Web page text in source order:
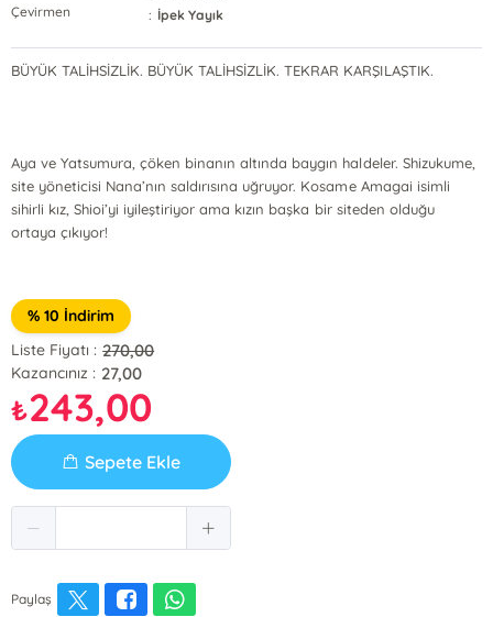
Çevirmen
: İpek Yayık
BÜYÜK TALİHSİZLİK. BÜYÜK TALİHSİZLİK. TEKRAR KARŞILAŞTIK.
Aya ve Yatsumura, çöken binanın altında baygın haldeler. Shizukume,
site yöneticisi Nana’nın saldırısına uğruyor. Kosame Amagai isimli
sihirli kız, Shioi’yi iyileştiriyor ama kızın başka bir siteden olduğu
ortaya çıkıyor!
% 10 İndirim
Liste Fiyatı : 270,00
Kazancınız : 27,00
₺243,00
Sepete Ekle
Paylaş